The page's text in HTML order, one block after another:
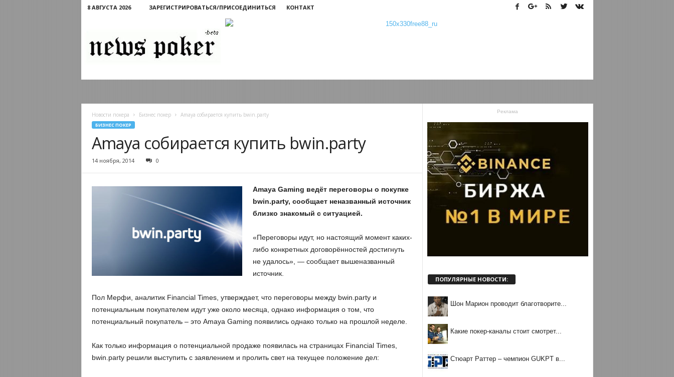
8 АВГУСТА 2026 ЗАРЕГИСТРИРОВАТЬСЯ/ПРИСОЕДИНИТЬСЯ КОНТАКТ
Новости покера Бизнес покер Amaya собирается купить bwin.party
БИЗНЕС ПОКЕР
Amaya собирается купить bwin.party
14 ноября, 2014 0
Amaya Gaming ведёт переговоры о покупке
bwin.party, сообщает неназванный источник
близко знакомый с ситуацией.
«Переговоры идут, но настоящий момент каких-
либо конкретных договорённостей достигнуть
не удалось», — сообщает вышеназванный
источник.
Пол Мерфи, аналитик Financial Times, утверждает, что переговоры между bwin.party и
потенциальным покупателем идут уже около месяца, однако информация о том, что
потенциальный покупатель – это Amaya Gaming появились однако только на прошлой неделе.
Как только информация о потенциальной продаже появилась на страницах Financial Times,
bwin.party решили выступить с заявлением и пролить свет на текущее положение дел:
Реклама
ПОПУЛЯРНЫЕ НОВОСТИ:
Шон Марион проводит благотворите...
Какие покер-каналы стоит смотрет...
Стюарт Раттер – чемпион GUKPT в...